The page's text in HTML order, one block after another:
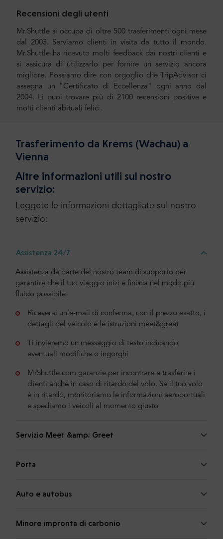
Recensioni degli utenti
Mr.Shuttle si occupa di oltre 500 trasferimenti ogni mese
dal 2003. Serviamo clienti in visita da tutto il mondo.
Mr.Shuttle ha ricevuto molti feedback dai nostri clienti e
si assicura di utilizzarlo per fornire un servizio ancora
migliore. Possiamo dire con orgoglio che TripAdvisor ci
assegna un "Certificato di Eccellenza" ogni anno dal
2004. Lì puoi trovare più di 2100 recensioni positive e
molti clienti abituali felici.
Trasferimento da Krems (Wachau) a
Vienna
Altre informazioni utili sul nostro
servizio:
Leggete le informazioni dettagliate sul nostro
servizio:
Assistenza 24/7
Assistenza da parte del nostro team di supporto per
garantire che il tuo viaggio inizi e finisca nel modo più
fluido possibile
Riceverai un’e-mail di conferma, con il prezzo esatto, i
dettagli del veicolo e le istruzioni meet&greet
Ti invieremo un messaggio di testo indicando
eventuali modifiche o ingorghi
MrShuttle.com garanzie per incontrare e trasferire i
clienti anche in caso di ritardo del volo. Se il tuo volo
è in ritardo, monitoriamo le informazioni aeroportuali
e spediamo i veicoli al momento giusto
Servizio Meet &amp; Greet
Porta
Auto e autobus
Minore impronta di carbonio